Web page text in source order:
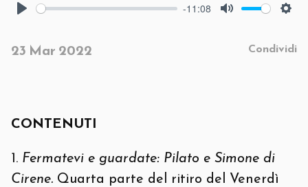
-11:08
23 Mar 2022 Condividi
CONTENUTI
Fermatevi e guardate: Pilato e Simone di
Cirene. Quarta parte del ritiro del Venerdì